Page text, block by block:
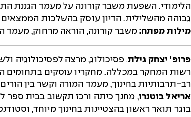
הלימודי. השפעת משבר קורונה על מעמד הגננת
גבוהה מהשלילית. הדיון עוסק בהשלכות הממצאים
מילות מפתח: משבר קורונה, הוראה מרחוק, מעמד
פרופ' יצחק גילת, פסיכולוג, מרצה לפסיכולוגיה
רשות המחקר במכללה. מחקריו עוסקים בתחומים
רב-תרבותיות בחינוך, מעמד המורה וקשר בין
אריאל בוטנרו, מחנך כיתה ורכז תקשוב בבית ספר
בוגר תואר ראשון בהצטיינות בחינוך מיוחד,